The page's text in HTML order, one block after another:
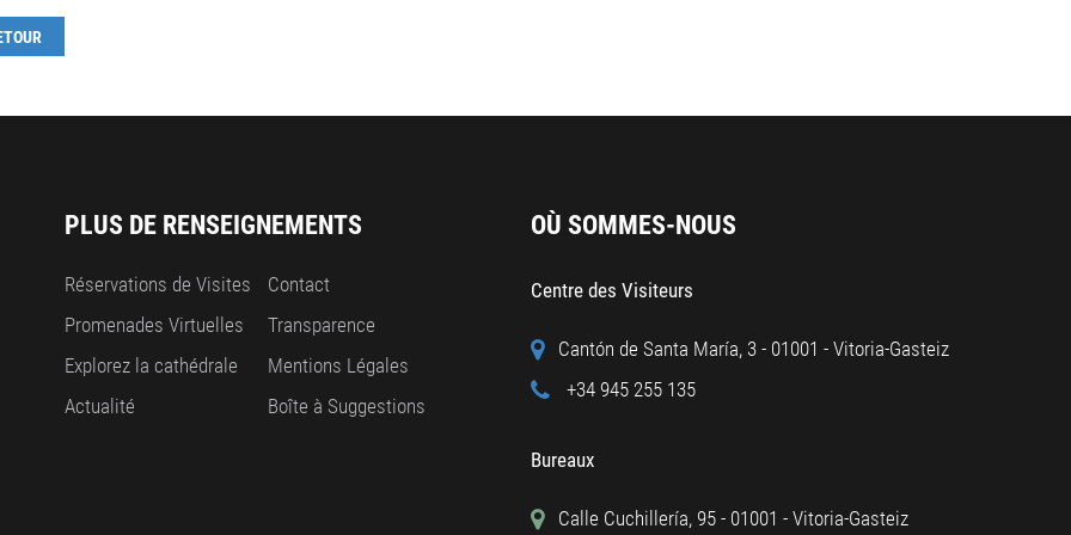
PLUS DE RENSEIGNEMENTS
Réservations de Visites
Promenades Virtuelles
Explorez la cathédrale
Actualité
Contact
Transparence
Mentions Légales
Boîte à Suggestions
OÙ SOMMES-NOUS
Centre des Visiteurs
Cantón de Santa María, 3 - 01001 - Vitoria-Gasteiz
+34 945 255 135
Bureaux
Calle Cuchillería, 95 - 01001 - Vitoria-Gasteiz